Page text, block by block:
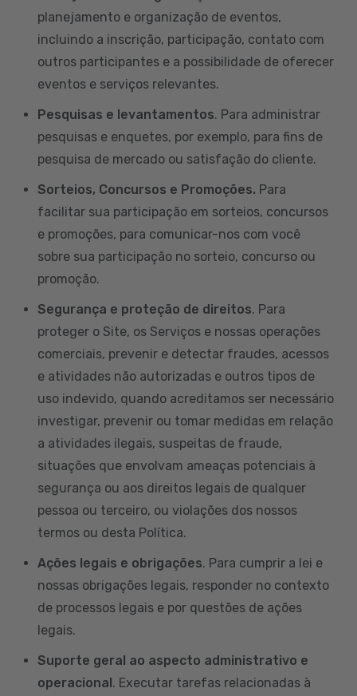
planejamento e organização de eventos,
incluindo a inscrição, participação, contato com
outros participantes e a possibilidade de oferecer
eventos e serviços relevantes.
Pesquisas e levantamentos. Para administrar
pesquisas e enquetes, por exemplo, para fins de
pesquisa de mercado ou satisfação do cliente.
Sorteios, Concursos e Promoções. Para
facilitar sua participação em sorteios, concursos
e promoções, para comunicar-nos com você
sobre sua participação no sorteio, concurso ou
promoção.
Segurança e proteção de direitos. Para
proteger o Site, os Serviços e nossas operações
comerciais, prevenir e detectar fraudes, acessos
e atividades não autorizadas e outros tipos de
uso indevido, quando acreditamos ser necessário
investigar, prevenir ou tomar medidas em relação
a atividades ilegais, suspeitas de fraude,
situações que envolvam ameaças potenciais à
segurança ou aos direitos legais de qualquer
pessoa ou terceiro, ou violações dos nossos
termos ou desta Política.
Ações legais e obrigações. Para cumprir a lei e
nossas obrigações legais, responder no contexto
de processos legais e por questões de ações
legais.
Suporte geral ao aspecto administrativo e
operacional. Executar tarefas relacionadas à